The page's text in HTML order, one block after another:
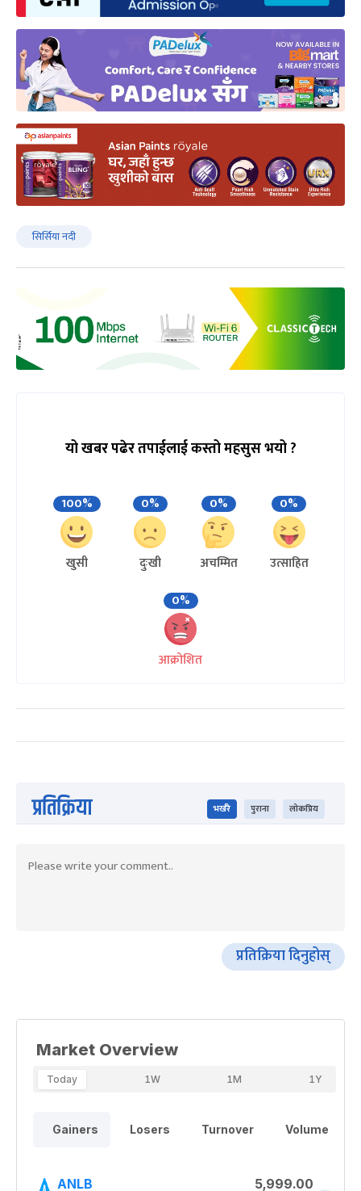
सिर्सिया नदी
यो खबर पढेर तपाईलाई कस्तो महसुस भयो ?
100%
खुसी
0%
दुःखी
0%
अचम्मित
0%
उत्साहित
0%
आक्रोशित
प्रतिक्रिया भर्खरै पुराना लोकप्रिय
प्रतिक्रिया दिनुहोस्